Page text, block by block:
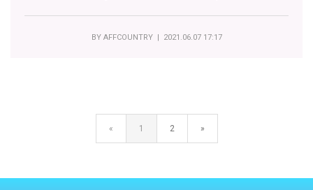
BY AFFCOUNTRY| 2021.06.07 17:17
« 1 2 »